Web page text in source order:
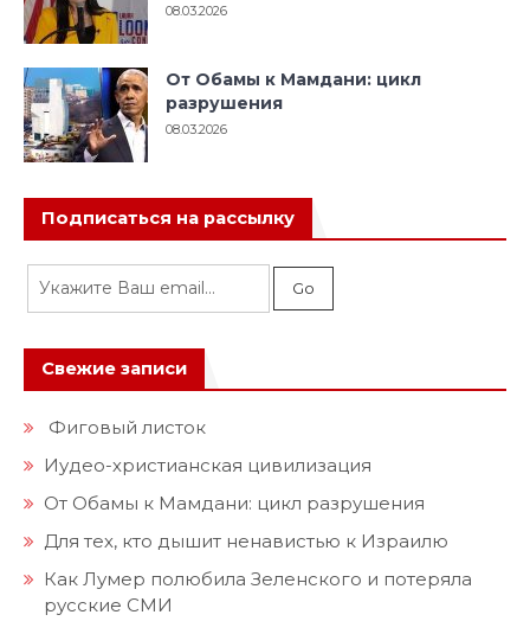
08.03.2026
От Обамы к Мамдани: цикл
разрушения
08.03.2026
Подписаться на рассылку
Свежие записи
Фиговый листок
Иудео-христианская цивилизация
От Обамы к Мамдани: цикл разрушения
Для тех, кто дышит ненавистью к Израилю
Как Лумер полюбила Зеленского и потеряла
русские СМИ